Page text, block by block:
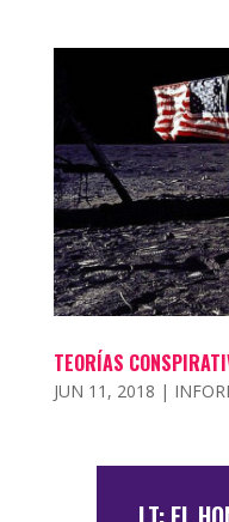
TEORÍAS
JUN 11, 2018 |